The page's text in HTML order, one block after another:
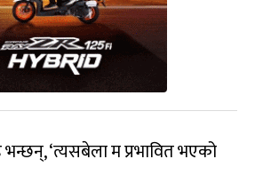
‘त्यसबेला म प्रभावित भएको